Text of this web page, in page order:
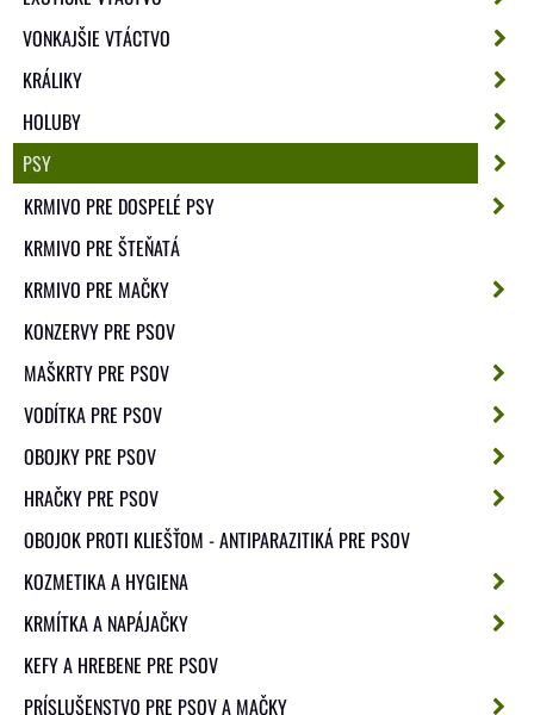
VONKAJŠIE VTÁCTVO
KRÁLIKY
HOLUBY
PSY
KRMIVO PRE DOSPELÉ PSY
KRMIVO PRE ŠTEŇATÁ
KRMIVO PRE MAČKY
KONZERVY PRE PSOV
MAŠKRTY PRE PSOV
VODÍTKA PRE PSOV
OBOJKY PRE PSOV
HRAČKY PRE PSOV
OBOJOK PROTI KLIEŠŤOM - ANTIPARAZITIKÁ PRE PSOV
KOZMETIKA A HYGIENA
KRMÍTKA A NAPÁJAČKY
KEFY A HREBENE PRE PSOV
PRÍSLUŠENSTVO PRE PSOV A MAČKY